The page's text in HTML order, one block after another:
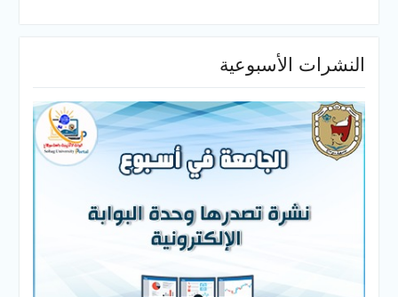
النشرات الأسبوعية